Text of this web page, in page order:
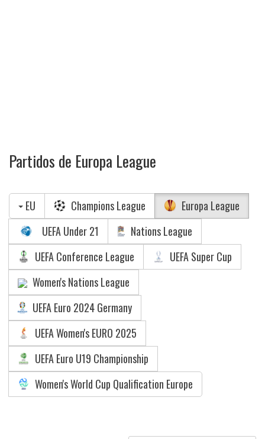
Partidos de Europa League
EU Champions League
Europa League
UEFA Under 21
Nations League
UEFA Conference League
UEFA Super Cup
Women's Nations League
UEFA Euro 2024 Germany
UEFA Women's EURO 2025
UEFA Euro U19 Championship
Women's World Cup Qualification Europe